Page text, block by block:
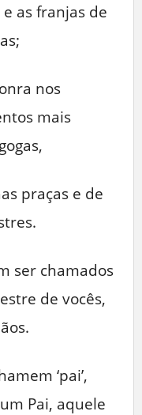
as franjas de
nos
mais
praças e de
ser chamados
de vocês,
‘pai’,
Pai, aquele